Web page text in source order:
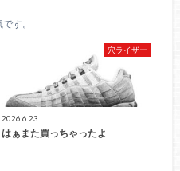
す。
穴ライザー
2026.6.23
はぁまた買っちゃったよ